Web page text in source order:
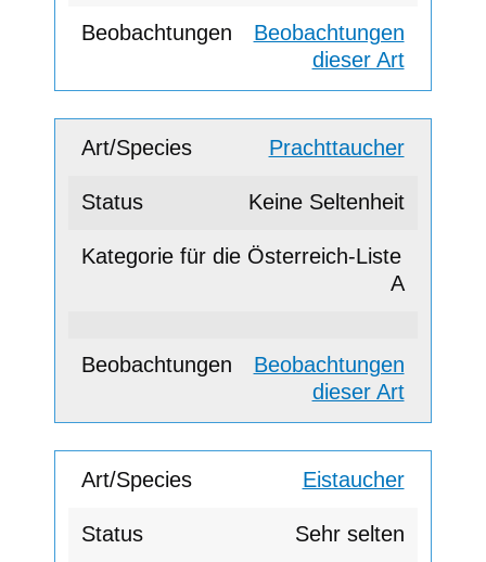
Beobachtungen
dieser Art
Prachttaucher
Keine Seltenheit
A
Beobachtungen
dieser Art
Eistaucher
Sehr selten